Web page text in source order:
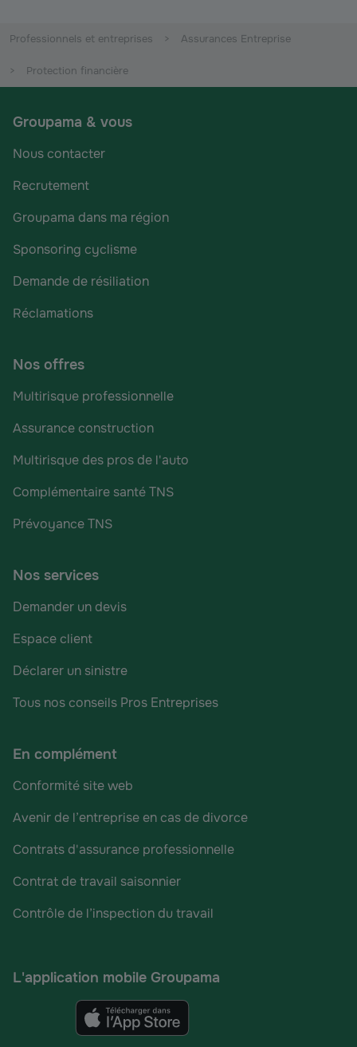
Professionnels et entreprises Assurances Entreprise
Protection financière
Groupama & vous
Nous contacter
Recrutement
Groupama dans ma région
Sponsoring cyclisme
Demande de résiliation
Réclamations
Nos offres
Multirisque professionnelle
Assurance construction
Multirisque des pros de l'auto
Complémentaire santé TNS
Prévoyance TNS
Nos services
Demander un devis
Espace client
Déclarer un sinistre
Tous nos conseils Pros Entreprises
En complément
Conformité site web
Avenir de l’entreprise en cas de divorce
Contrats d'assurance professionnelle
Contrat de travail saisonnier
Contrôle de l’inspection du travail
L'application mobile Groupama